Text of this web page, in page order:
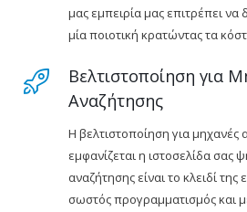
μας εμπειρία μας επιτρέπει
μία ποιοτική κρατώντας τα
Βελτιστοποίηση για
Αναζήτησης
Η βελτιστοποίηση για
εμφανίζεται η ιστοσελίδα σας
αναζήτησης είναι το κλειδί της
σωστός προγραμματισμός και